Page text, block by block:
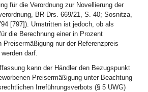
für die Verordnung zur Novellierung der
BR-Drs. 669/21, S. 40; Sosnitza,
[797]). Umstritten ist jedoch, ob als
die Berechnung einer in Prozent
Preisermäßigung nur der Referenzpreis
darf.
kann der Händler den Bezugspunkt
Preisermäßigung unter Beachtung
Irreführungsverbots (§ 5 UWG)